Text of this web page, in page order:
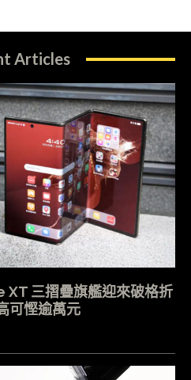
Articles
XT 三摺疊旗艦迎來破格折
可慳逾萬元